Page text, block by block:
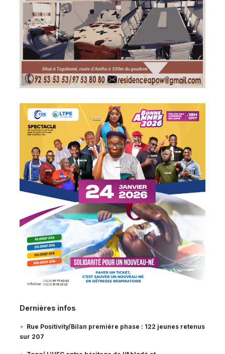
Dernières infos
Rue Positivity/Bilan première phase : 122 jeunes retenus
sur 207